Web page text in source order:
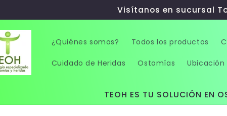
Visítanos en sucursal
¿Quiénes somos? Todos los productos
Cuidado de Heridas Ostomías
TEOH ES TU SOLUCIÓN EN